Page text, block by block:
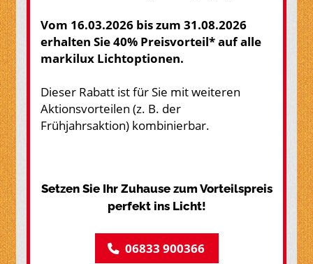
Vom 16.03.2026 bis zum 31.08.2026
erhalten Sie 40% Preisvorteil* auf alle
markilux Lichtoptionen.
Dieser Rabatt ist für Sie mit weiteren
Aktionsvorteilen (z. B. der
Frühjahrsaktion) kombinierbar.
Setzen Sie Ihr Zuhause zum Vorteilspreis
perfekt ins Licht!
06833 900366